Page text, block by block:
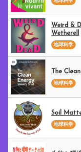
Weird &
Wetherell
地球科学
The
地球科学
Soil
地球科学